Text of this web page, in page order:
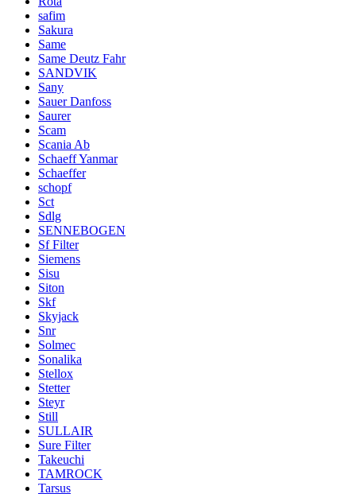
safim
Sakura
Same
Same Deutz Fahr
SANDVIK
Sany
Sauer Danfoss
Saurer
Scam
Scania Ab
Schaeff Yanmar
Schaeffer
schopf
Sct
Sdlg
SENNEBOGEN
Sf Filter
Siemens
Sisu
Siton
Skf
Skyjack
Snr
Solmec
Sonalika
Stellox
Stetter
Steyr
Still
SULLAIR
Sure Filter
Takeuchi
TAMROCK
Tarsus